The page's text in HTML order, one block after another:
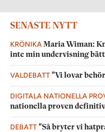
SENASTE NYTT
KRÖNIKA Maria Wiman:
inte min undervisning
VALDEBATT”Vi lovar
DIGITALA NATIONELLA
nationella proven
DEBATT”Så bryter vi